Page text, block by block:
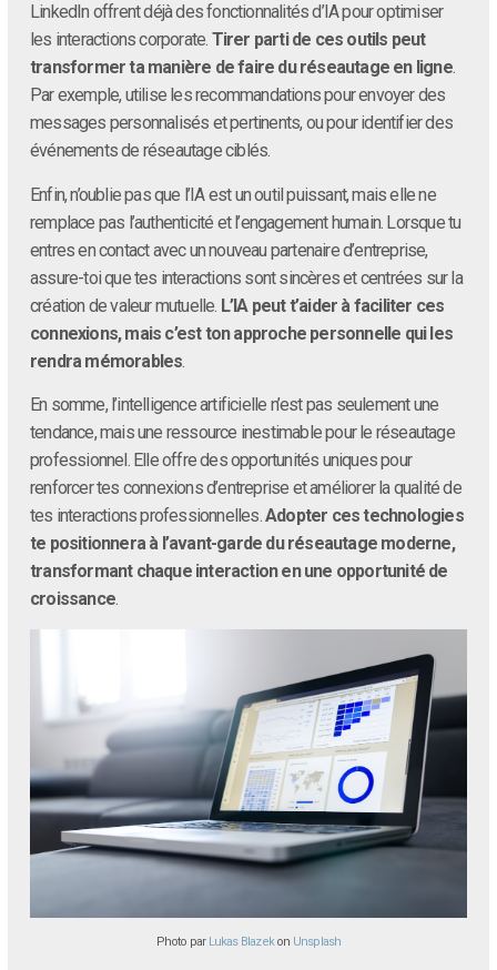
LinkedIn offrent déjà des fonctionnalités d’IA pour optimiser
les interactions corporate. Tirer parti de ces outils peut
transformer ta manière de faire du réseautage en ligne.
Par exemple, utilise les recommandations pour envoyer des
messages personnalisés et pertinents, ou pour identifier des
événements de réseautage ciblés.
Enfin, n’oublie pas que l’IA est un outil puissant, mais elle ne
remplace pas l’authenticité et l’engagement humain. Lorsque tu
entres en contact avec un nouveau partenaire d’entreprise,
assure-toi que tes interactions sont sincères et centrées sur la
création de valeur mutuelle. L’IA peut t’aider à faciliter ces
connexions, mais c’est ton approche personnelle qui les
rendra mémorables
En somme, l’intelligence artificielle n’est pas seulement une
tendance, mais une ressource inestimable pour le réseautage
professionnel. Elle offre des opportunités uniques pour
renforcer tes connexions d’entreprise et améliorer la qualité de
tes interactions professionnelles.Adopter ces technologies
te positionnera à l’avant-garde du réseautage moderne,
transformant chaque interaction en une opportunité de
croissance.
Photo par Lukas Blazekon Unsplash